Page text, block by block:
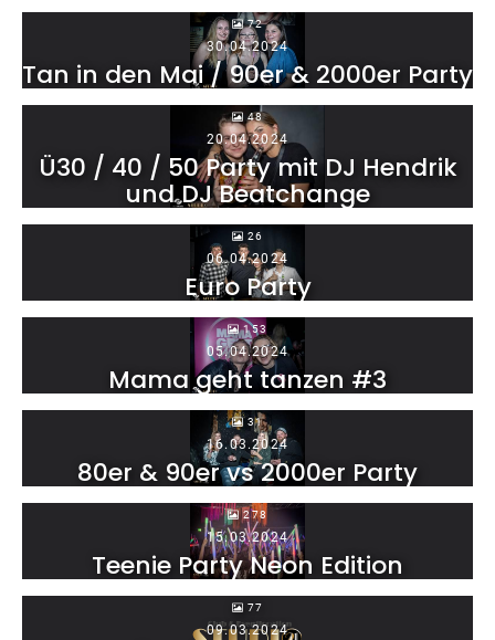
72
30.04.2024
Tan in den Mai / 90er & 2000er Party
48
20.04.2024
Ü30 / 40 / 50 Party mit DJ Hendrik
und DJ Beatchange
26
06.04.2024
Euro Party
153
05.04.2024
Mama geht tanzen #3
31
16.03.2024
80er & 90er vs 2000er Party
278
15.03.2024
Teenie Party Neon Edition
77
09.03.2024